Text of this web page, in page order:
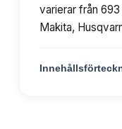
varierar från
Makita,